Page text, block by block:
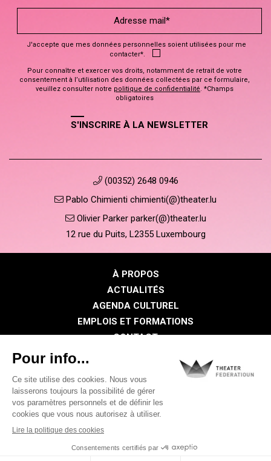
J'accepte que mes données personnelles soient utilisées pour me
contacter*.
Pour connaître et exercer vos droits, notamment de retrait de votre
consentement à l’utilisation des données collectées par ce formulaire,
veuillez consulter notre politique de confidentialité. *Champs
obligatoires
S'INSCRIRE À LA NEWSLETTER
(00352) 2648 0946
Pablo Chimienti chimienti(@)theater.lu
Olivier Parker parker(@)theater.lu
12 rue du Puits, L2355 Luxembourg
À PROPOS
ACTUALITÉS
AGENDA CULTUREL
EMPLOIS ET FORMATIONS
CONTACT
Politique de confidentialité
Politique des cookies